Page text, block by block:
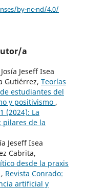
by-nc-nd/4.0/
a
Jeseff Isea
Gutiérrez, Teorías
estudiantes del
y positivismo ,
(2024): La
pilares de la
Jeseff Isea
Cabrita,
desde la praxis
, Revista Conrado:
artificial y